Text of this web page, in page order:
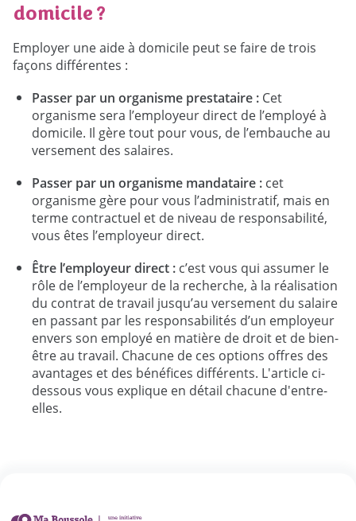
domicile ?
Employer une aide à domicile peut se faire de trois
façons différentes :
Passer par un organisme prestataire : Cet
organisme sera l’employeur direct de l’employé à
domicile. Il gère tout pour vous, de l’embauche au
versement des salaires.
Passer par un organisme mandataire : cet
organisme gère pour vous l’administratif, mais en
terme contractuel et de niveau de responsabilité,
vous êtes l’employeur direct.
Être l’employeur direct : c’est vous qui assumer le
rôle de l’employeur de la recherche, à la réalisation
du contrat de travail jusqu’au versement du salaire
en passant par les responsabilités d’un employeur
envers son employé en matière de droit et de bien-
être au travail. Chacune de ces options offres des
avantages et des bénéfices différents. L'article ci-
dessous vous explique en détail chacune d'entre-
elles.